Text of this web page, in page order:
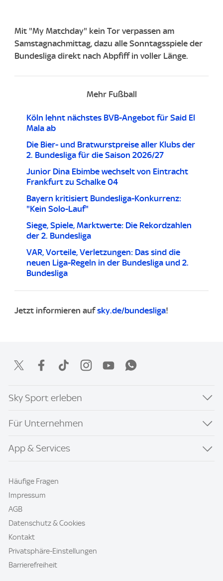
Mit "My Matchday" kein Tor verpassen am
Samstagnachmittag, dazu alle Sonntagsspiele der
Bundesliga direkt nach Abpfiff in voller Länge.
Mehr Fußball
Köln lehnt nächstes BVB-Angebot für Said El
Mala ab
Die Bier- und Bratwurstpreise aller Klubs der
2. Bundesliga für die Saison 2026/27
Junior Dina Ebimbe wechselt von Eintracht
Frankfurt zu Schalke 04
Bayern kritisiert Bundesliga-Konkurrenz:
"Kein Solo-Lauf"
Siege, Spiele, Marktwerte: Die Rekordzahlen
der 2. Bundesliga
VAR, Vorteile, Verletzungen: Das sind die
neuen Liga-Regeln in der Bundesliga und 2.
Bundesliga
Jetzt informieren aufsky.de/bundesliga!
Sky Sport erleben
Für Unternehmen
App & Services
Häufige Fragen
Impressum
AGB
Datenschutz & Cookies
Kontakt
Privatsphäre-Einstellungen
Barrierefreiheit